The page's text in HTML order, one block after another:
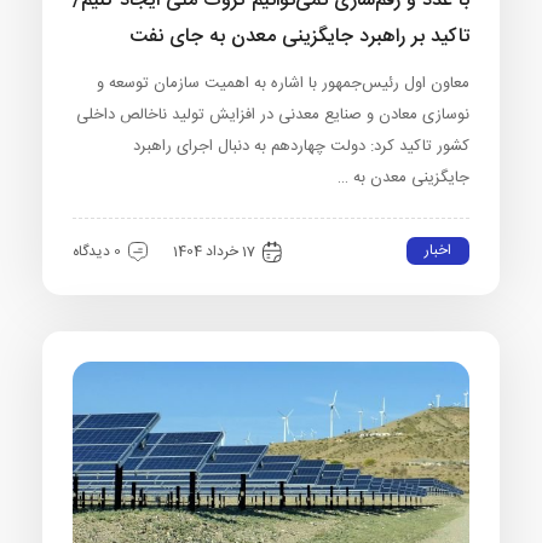
تاکید بر راهبرد جایگزینی معدن به جای نفت
معاون اول رئیس‌جمهور با اشاره به اهمیت سازمان توسعه و
نوسازی معادن و صنایع معدنی در افزایش تولید ناخالص داخلی
کشور تاکید کرد: دولت چهاردهم به دنبال اجرای راهبرد
جایگزینی معدن به …
اخبار 17 خرداد 1404 0 دیدگاه